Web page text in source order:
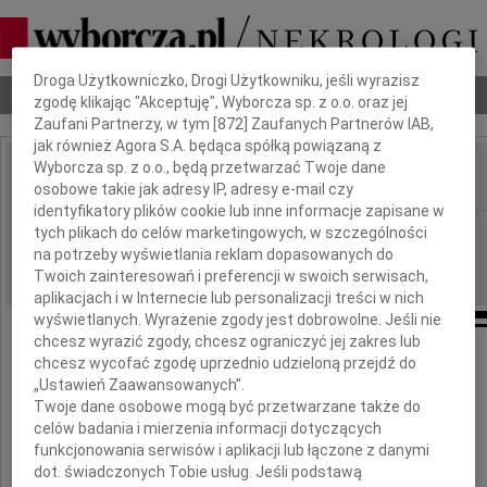
Nekrologi Odeszli Poradnik pogrzebowy
IMIĘ I NAZWISKO:
REGION: Poznań
DATA EMISJI: 21.06.2019
Teresa
Gąsiorowska
Dbamy o Twoją prywatność
Droga Użytkowniczko, Drogi Użytkowniku, jeśli wyrazisz
zgodę klikając "Akceptuję", Wyborcza sp. z o.o. oraz jej
Zaufani Partnerzy, w tym [872 ] Zaufanych Partnerów IAB,
jak również Agora S.A. będąca spółką powiązaną z
Wyborcza sp. z o.o., będą przetwarzać Twoje dane
osobowe takie jak adresy IP, adresy e-mail czy
identyfikatory plików cookie lub inne informacje zapisane w
tych plikach do celów marketingowych, w szczególności
na potrzeby wyświetlania reklam dopasowanych do
Twoich zainteresowań i preferencji w swoich serwisach,
aplikacjach i w Internecie lub personalizacji treści w nich
wyświetlanych. Wyrażenie zgody jest dobrowolne. Jeśli nie
chcesz wyrazić zgody, chcesz ograniczyć jej zakres lub
chcesz wycofać zgodę uprzednio udzieloną przejdź do
„Ustawień Zaawansowanych”.
Twoje dane osobowe mogą być przetwarzane także do
celów badania i mierzenia informacji dotyczących
funkcjonowania serwisów i aplikacji lub łączone z danymi
dot. świadczonych Tobie usług. Jeśli podstawą